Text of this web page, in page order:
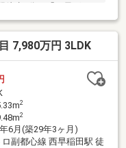
歩9分・「西早稲
帖の開放的なLDKに
でもゆとりある住空間
ではの美しい室内と
と、戸建ならではのプ
7,980万円 3LDK
2
2
6月(築29年3ヶ月)
副都心線 西早稲田駅 徒